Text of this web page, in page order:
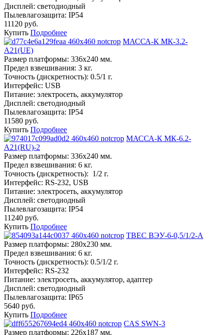
Дисплей: светодиодный
Пылевлагозащита: IP54
11120 руб.
Купить Подробнее
МАССА-К МК-3.2-
А21(UE)
Размер платформы: 336х240 мм.
Предел взвешивания: 3 кг.
Точность (дискретность): 0.5/1 г.
Интерфейс: USB
Питание: электросеть, аккумулятор
Дисплей: светодиодный
Пылевлагозащита: IP54
11580 руб.
Купить Подробнее
МАССА-К МК-6.2-
А21(RU)-2
Размер платформы: 336х240 мм.
Предел взвешивания: 6 кг.
Точность (дискретность): 1/2 г.
Интерфейс: RS-232, USB
Питание: электросеть, аккумулятор
Дисплей: светодиодный
Пылевлагозащита: IP54
11240 руб.
Купить Подробнее
ТВЕС ВЭУ-6-0,5/1/2-А
Размер платформы: 280х230 мм.
Предел взвешивания: 6 кг.
Точность (дискретность): 0.5/1/2 г.
Интерфейс: RS-232
Питание: электросеть, аккумулятор, адаптер
Дисплей: светодиодный
Пылевлагозащита: IP65
5640 руб.
Купить Подробнее
CAS SWN-3
Размер платформы: 226х187 мм.